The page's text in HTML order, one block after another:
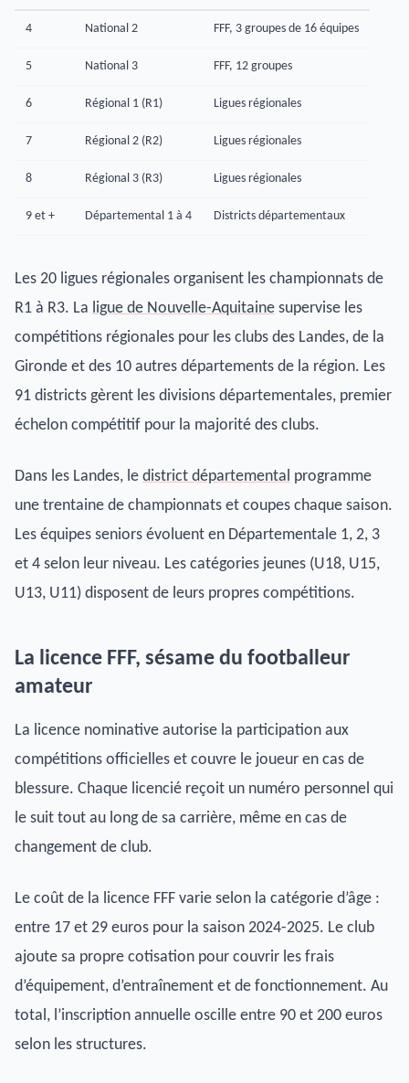
4 National 2 FFF, 3 groupes de 16 équipes
5 National 3 FFF, 12 groupes
6 Régional 1 (R1) Ligues régionales
7 Régional 2 (R2) Ligues régionales
8 Régional 3 (R3) Ligues régionales
9 et + Départemental 1 à 4 Districts départementaux
Les 20 ligues régionales organisent les championnats de
R1 à R3. La ligue de Nouvelle-Aquitaine supervise les
compétitions régionales pour les clubs des Landes, de la
Gironde et des 10 autres départements de la région. Les
91 districts gèrent les divisions départementales, premier
échelon compétitif pour la majorité des clubs.
Dans les Landes, le district départemental programme
une trentaine de championnats et coupes chaque saison.
Les équipes seniors évoluent en Départementale 1, 2, 3
et 4 selon leur niveau. Les catégories jeunes (U18, U15,
U13, U11) disposent de leurs propres compétitions.
La licence FFF, sésame du footballeur
amateur
La licence nominative autorise la participation aux
compétitions officielles et couvre le joueur en cas de
blessure. Chaque licencié reçoit un numéro personnel qui
le suit tout au long de sa carrière, même en cas de
changement de club.
Le coût de la licence FFF varie selon la catégorie d’âge :
entre 17 et 29 euros pour la saison 2024-2025. Le club
ajoute sa propre cotisation pour couvrir les frais
d’équipement, d’entraînement et de fonctionnement. Au
total, l’inscription annuelle oscille entre 90 et 200 euros
selon les structures.